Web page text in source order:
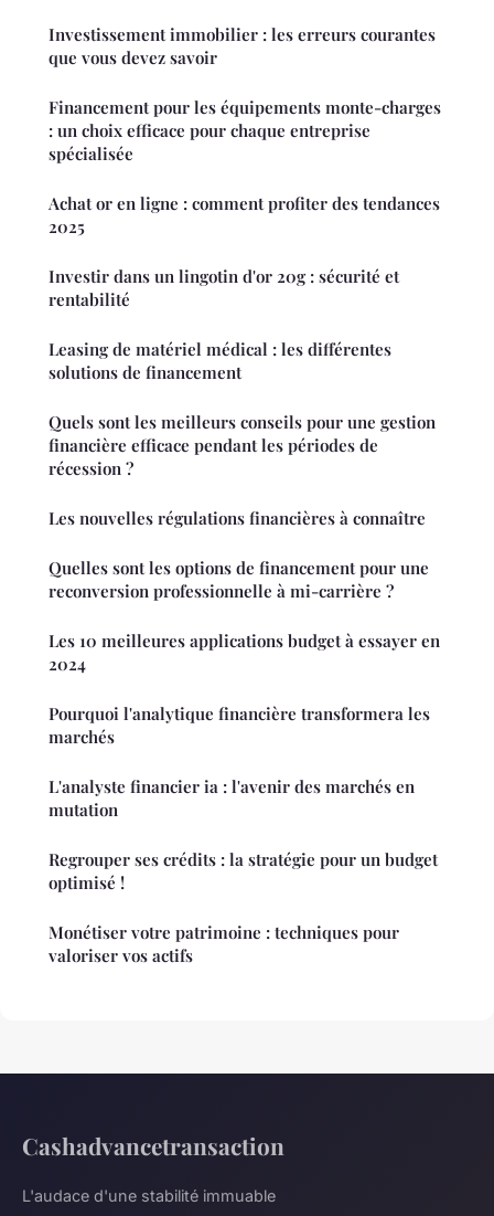
Investissement immobilier : les erreurs courantes
que vous devez savoir
Financement pour les équipements monte-charges
: un choix efficace pour chaque entreprise
spécialisée
Achat or en ligne : comment profiter des tendances
2025
Investir dans un lingotin d'or 20g : sécurité et
rentabilité
Leasing de matériel médical : les différentes
solutions de financement
Quels sont les meilleurs conseils pour une gestion
financière efficace pendant les périodes de
récession ?
Les nouvelles régulations financières à connaître
Quelles sont les options de financement pour une
reconversion professionnelle à mi-carrière ?
Les 10 meilleures applications budget à essayer en
2024
Pourquoi l'analytique financière transformera les
marchés
L'analyste financier ia : l'avenir des marchés en
mutation
Regrouper ses crédits : la stratégie pour un budget
optimisé !
Monétiser votre patrimoine : techniques pour
valoriser vos actifs
Cashadvancetransaction
L'audace d'une stabilité immuable